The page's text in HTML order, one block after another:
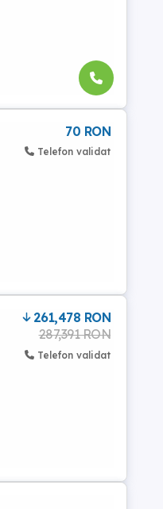
70 RON
Telefon validat
261,478 RON
287,391 RON
Telefon validat